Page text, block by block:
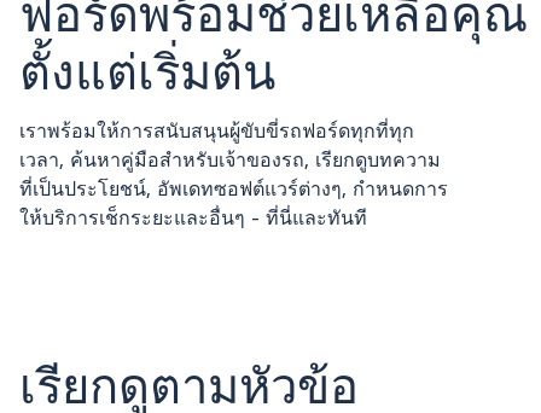
ฟอร์ดพร้อมช่วยเหลือคุณ
ตั้งแต่เริ่มต้น
เราพร้อมให้การสนับสนุนผู้ขับขี่รถฟอร์ดทุกที่ทุก
เวลา, ค้นหาคู่มือสำหรับเจ้าของรถ, เรียกดูบทความ
ที่เป็นประโยชน์, อัพเดทซอฟต์แวร์ต่างๆ, กำหนดการ
ให้บริการเช็กระยะและอื่นๆ - ที่นี่และทันที
เรียกดูตามหัวข้อ